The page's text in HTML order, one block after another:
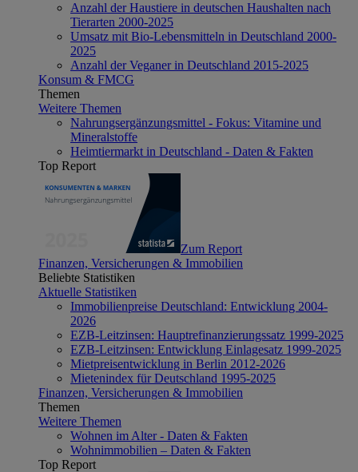
Anzahl der Haustiere in deutschen Haushalten nach
Tierarten 2000-2025
Umsatz mit Bio-Lebensmitteln in Deutschland 2000-
2025
Anzahl der Veganer in Deutschland 2015-2025
Konsum & FMCG
Themen
Weitere Themen
Nahrungsergänzungsmittel - Fokus: Vitamine und
Mineralstoffe
Heimtiermarkt in Deutschland - Daten & Fakten
Top Report
Zum Report
Finanzen, Versicherungen & Immobilien
Beliebte Statistiken
Aktuelle Statistiken
Immobilienpreise Deutschland: Entwicklung 2004-
2026
EZB-Leitzinsen: Hauptrefinanzierungssatz 1999-2025
EZB-Leitzinsen: Entwicklung Einlagesatz 1999-2025
Mietpreisentwicklung in Berlin 2012-2026
Mietenindex für Deutschland 1995-2025
Finanzen, Versicherungen & Immobilien
Themen
Weitere Themen
Wohnen im Alter - Daten & Fakten
Wohnimmobilien – Daten & Fakten
Top Report